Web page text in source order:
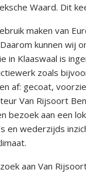
Waard. Dit
maken van
kunnen wij
in Klaaswaal is
zoals
af: gecoat,
Van Rijsoort
bezoek aan een
en wederzijds
aan Van